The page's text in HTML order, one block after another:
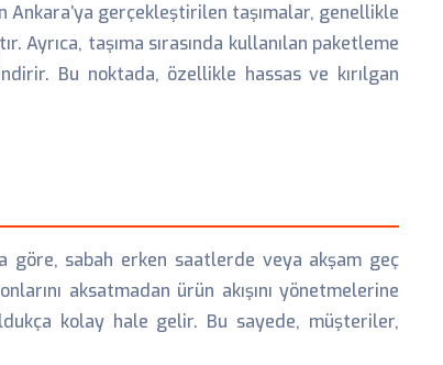
gerçekleştirilen taşımalar, genellikle
Ayrıca, taşıma sırasında kullanılan paketleme
Bu noktada, özellikle hassas ve kırılgan
göre, sabah erken saatlerde veya akşam geç
aksatmadan ürün akışını yönetmelerine
kolay hale gelir. Bu sayede, müşteriler,